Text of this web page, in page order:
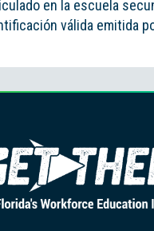
en la escuela
válida emitida